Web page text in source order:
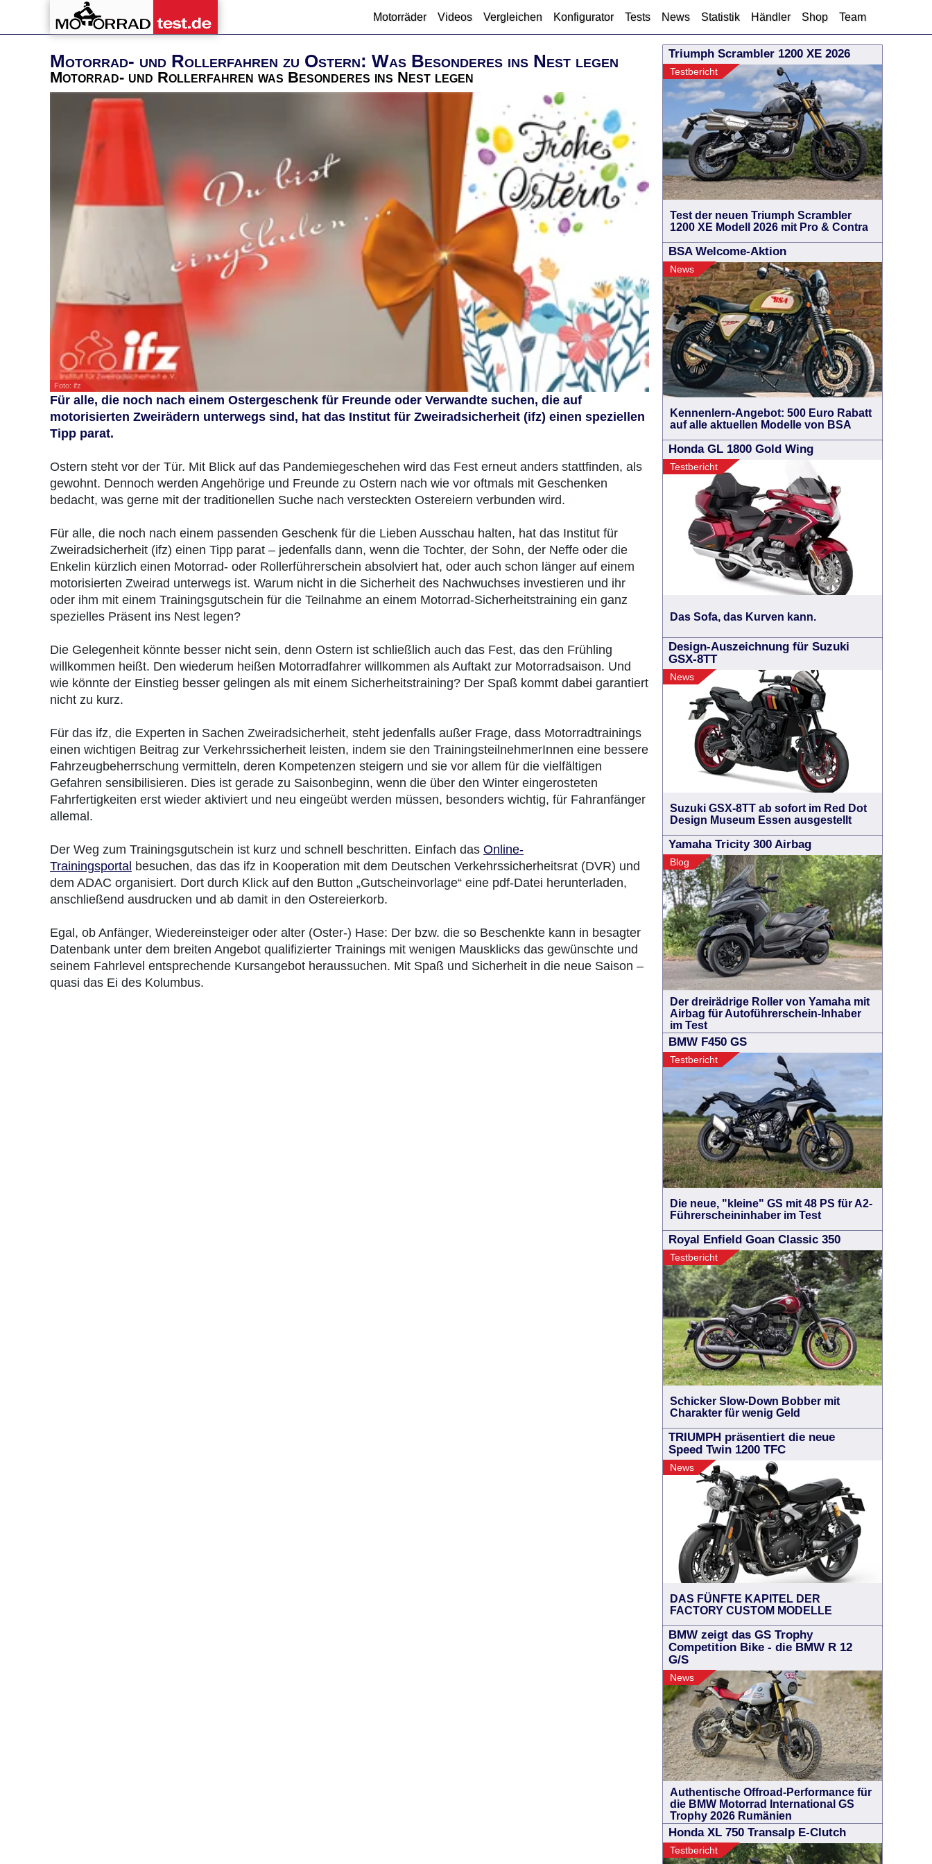
Motorräder Videos Vergleichen Konfigurator Tests News Statistik Händler Shop Team
Motorrad- und Rollerfahren zu Ostern: Was Besonderes ins Nest legen
Motorrad- und Rollerfahren was Besonderes ins Nest legen
Foto: ifz
Für alle, die noch nach einem Ostergeschenk für Freunde oder Verwandte suchen, die auf
motorisierten Zweirädern unterwegs sind, hat das Institut für Zweiradsicherheit (ifz) einen speziellen
Tipp parat.
Ostern steht vor der Tür. Mit Blick auf das Pandemiegeschehen wird das Fest erneut anders stattfinden, als
gewohnt. Dennoch werden Angehörige und Freunde zu Ostern nach wie vor oftmals mit Geschenken
bedacht, was gerne mit der traditionellen Suche nach versteckten Ostereiern verbunden wird.
Für alle, die noch nach einem passenden Geschenk für die Lieben Ausschau halten, hat das Institut für
Zweiradsicherheit (ifz) einen Tipp parat – jedenfalls dann, wenn die Tochter, der Sohn, der Neffe oder die
Enkelin kürzlich einen Motorrad- oder Rollerführerschein absolviert hat, oder auch schon länger auf einem
motorisierten Zweirad unterwegs ist. Warum nicht in die Sicherheit des Nachwuchses investieren und ihr
oder ihm mit einem Trainingsgutschein für die Teilnahme an einem Motorrad-Sicherheitstraining ein ganz
spezielles Präsent ins Nest legen?
Die Gelegenheit könnte besser nicht sein, denn Ostern ist schließlich auch das Fest, das den Frühling
willkommen heißt. Den wiederum heißen Motorradfahrer willkommen als Auftakt zur Motorradsaison. Und
wie könnte der Einstieg besser gelingen als mit einem Sicherheitstraining? Der Spaß kommt dabei garantiert
nicht zu kurz.
Für das ifz, die Experten in Sachen Zweiradsicherheit, steht jedenfalls außer Frage, dass Motorradtrainings
einen wichtigen Beitrag zur Verkehrssicherheit leisten, indem sie den TrainingsteilnehmerInnen eine bessere
Fahrzeugbeherrschung vermitteln, deren Kompetenzen steigern und sie vor allem für die vielfältigen
Gefahren sensibilisieren. Dies ist gerade zu Saisonbeginn, wenn die über den Winter eingerosteten
Fahrfertigkeiten erst wieder aktiviert und neu eingeübt werden müssen, besonders wichtig, für Fahranfänger
allemal.
Der Weg zum Trainingsgutschein ist kurz und schnell beschritten. Einfach das Online-
Trainingsportal besuchen, das das ifz in Kooperation mit dem Deutschen Verkehrssicherheitsrat (DVR) und
dem ADAC organisiert. Dort durch Klick auf den Button „Gutscheinvorlage“ eine pdf-Datei herunterladen,
anschließend ausdrucken und ab damit in den Ostereierkorb.
Egal, ob Anfänger, Wiedereinsteiger oder alter (Oster-) Hase: Der bzw. die so Beschenkte kann in besagter
Datenbank unter dem breiten Angebot qualifizierter Trainings mit wenigen Mausklicks das gewünschte und
seinem Fahrlevel entsprechende Kursangebot heraussuchen. Mit Spaß und Sicherheit in die neue Saison –
quasi das Ei des Kolumbus.
Triumph Scrambler 1200 XE 2026
Testbericht
Test der neuen Triumph Scrambler
1200 XE Modell 2026 mit Pro & Contra
BSA Welcome-Aktion
News
Kennenlern-Angebot: 500 Euro Rabatt
auf alle aktuellen Modelle von BSA
Honda GL 1800 Gold Wing
Testbericht
Das Sofa, das Kurven kann.
Design-Auszeichnung für Suzuki
GSX-8TT
News
Suzuki GSX-8TT ab sofort im Red Dot
Design Museum Essen ausgestellt
Yamaha Tricity 300 Airbag
Blog
Der dreirädrige Roller von Yamaha mit
Airbag für Autoführerschein-Inhaber
im Test
BMW F450 GS
Testbericht
Die neue, "kleine" GS mit 48 PS für A2-
Führerscheininhaber im Test
Royal Enfield Goan Classic 350
Testbericht
Schicker Slow-Down Bobber mit
Charakter für wenig Geld
TRIUMPH präsentiert die neue
Speed Twin 1200 TFC
News
DAS FÜNFTE KAPITEL DER
FACTORY CUSTOM MODELLE
BMW zeigt das GS Trophy
Competition Bike - die BMW R 12
G/S
News
Authentische Offroad-Performance für
die BMW Motorrad International GS
Trophy 2026 Rumänien
Honda XL 750 Transalp E-Clutch
Testbericht